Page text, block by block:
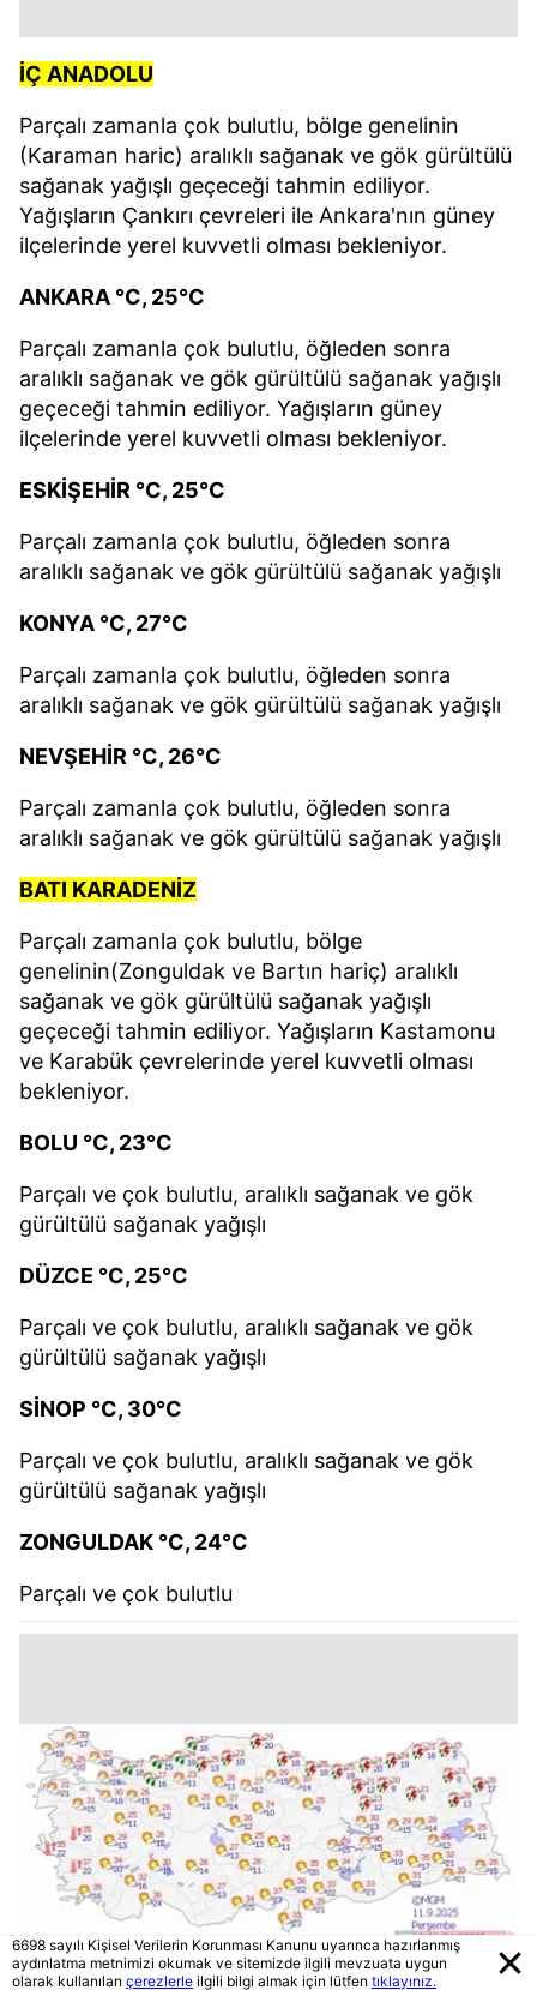
İÇ ANADOLU
Parçalı zamanla çok bulutlu, bölge genelinin
(Karaman haric) aralıklı sağanak ve gök gürültülü
sağanak yağışlı geçeceği tahmin ediliyor.
Yağışların Çankırı çevreleri ile Ankara'nın güney
ilçelerinde yerel kuvvetli olması bekleniyor.
ANKARA °C, 25°C
Parçalı zamanla çok bulutlu, öğleden sonra
aralıklı sağanak ve gök gürültülü sağanak yağışlı
geçeceği tahmin ediliyor. Yağışların güney
ilçelerinde yerel kuvvetli olması bekleniyor.
ESKİŞEHİR °C, 25°C
Parçalı zamanla çok bulutlu, öğleden sonra
aralıklı sağanak ve gök gürültülü sağanak yağışlı
KONYA °C, 27°C
Parçalı zamanla çok bulutlu, öğleden sonra
aralıklı sağanak ve gök gürültülü sağanak yağışlı
NEVŞEHİR °C, 26°C
Parçalı zamanla çok bulutlu, öğleden sonra
aralıklı sağanak ve gök gürültülü sağanak yağışlı
BATI KARADENİZ
Parçalı zamanla çok bulutlu, bölge
genelinin(Zonguldak ve Bartın hariç) aralıklı
sağanak ve gök gürültülü sağanak yağışlı
geçeceği tahmin ediliyor. Yağışların Kastamonu
ve Karabük çevrelerinde yerel kuvvetli olması
bekleniyor.
BOLU °C, 23°C
Parçalı ve çok bulutlu, aralıklı sağanak ve gök
gürültülü sağanak yağışlı
DÜZCE °C, 25°C
Parçalı ve çok bulutlu, aralıklı sağanak ve gök
gürültülü sağanak yağışlı
SİNOP °C, 30°C
Parçalı ve çok bulutlu, aralıklı sağanak ve gök
gürültülü sağanak yağışlı
ZONGULDAK °C, 24°C
Parçalı ve çok bulutlu
6698 sayılı Kişisel Verilerin Korunması Kanunu uyarınca hazırlanmış
aydınlatma metnimizi okumak ve sitemizde ilgili mevzuata uygun
olarak kullanılan çerezlerle ilgili bilgi almak için lütfen tıklayınız.